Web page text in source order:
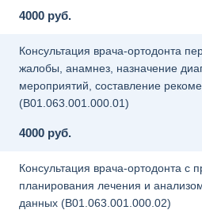
4000 руб.
Консультация врача-ортодонта
жалобы, анамнез, назначение
мероприятий, составление
(B01.063.001.000.01)
4000 руб.
Консультация врача-ортодонта с
планирования лечения и
данных (B01.063.001.000.02)